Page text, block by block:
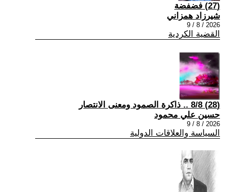
(27) فضفضة
شيرزاد همزاني
2026 / 8 / 9
القضية الكردية
(28) 8/8 .. ذاكرة الصمود ومعنى الانتصار
حسين علي محمود
2026 / 8 / 9
السياسة والعلاقات الدولية